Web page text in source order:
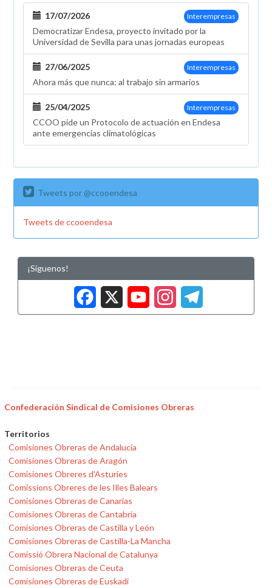
Interempresas
17/07/2026
Democratizar Endesa, proyecto invitado por la
Universidad de Sevilla para unas jornadas europeas
Interempresas
27/06/2025
Ahora más que nunca: al trabajo sin armarios
Interempresas
25/04/2025
CCOO pide un Protocolo de actuación en Endesa
ante emergencias climatológicas
Tweets por @ccooendesa
Tweets de ccooendesa
¡Síguenos!
Facebook
X
Confederación Sindical de Comisiones Obreras
Territorios
Comisiones Obreras de Andalucía
Comisiones Obreras de Aragón
Comisiones Obreres d'Asturies
Comissions Obreres de les Illes Balears
Comisiones Obreras de Canarias
Comisiones Obreras de Cantabria
Comisiones Obreras de Castilla y León
Comisiones Obreras de Castilla-La Mancha
Comissió Obrera Nacional de Catalunya
Comisiones Obreras de Ceuta
Comisiones Obreras de Euskadi